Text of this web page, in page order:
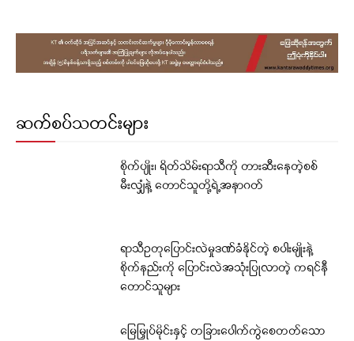
ဆက်စပ်သတင်းများ
စိုက်ပျိုး၊ ရိတ်သိမ်းရာသီကို တားဆီးနေတဲ့စစ်
မီးလျှံနဲ့ တောင်သူတို့ရဲ့အနာဂတ်
ရာသီဥတုပြောင်းလဲမှုဒဏ်ခံနိုင်တဲ့ စပါးမျိုးနဲ့
စိုက်နည်းကို ပြောင်းလဲအသုံးပြုလာတဲ့ ကရင်နီ
တောင်သူများ
မြေမြှုပ်မိုင်းနှင့် တခြားပေါက်ကွဲစေတတ်သော